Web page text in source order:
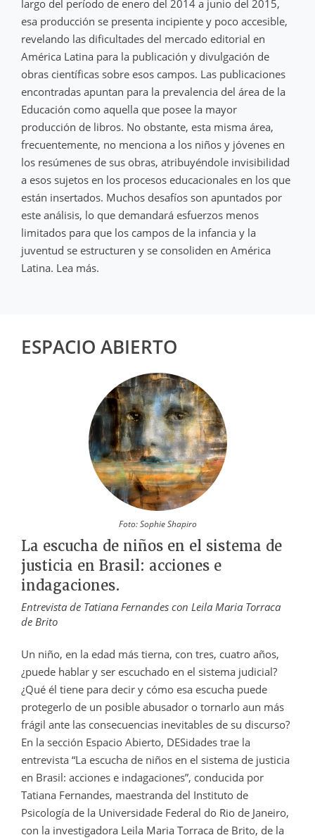
largo del período de enero del 2014 a junio del 2015,
esa producción se presenta incipiente y poco accesible,
revelando las dificultades del mercado editorial en
América Latina para la publicación y divulgación de
obras científicas sobre esos campos. Las publicaciones
encontradas apuntan para la prevalencia del área de la
Educación como aquella que posee la mayor
producción de libros. No obstante, esta misma área,
frecuentemente, no menciona a los niños y jóvenes en
los resúmenes de sus obras, atribuyéndole invisibilidad
a esos sujetos en los procesos educacionales en los que
están insertados. Muchos desafíos son apuntados por
este análisis, lo que demandará esfuerzos menos
limitados para que los campos de la infancia y la
juventud se estructuren y se consoliden en América
Latina. Lea más.
ESPACIO ABIERTO
Foto: Sophie Shapiro
La escucha de niños en el sistema de
justicia en Brasil: acciones e
indagaciones.
Entrevista de Tatiana Fernandes con Leila Maria Torraca
de Brito
Un niño, en la edad más tierna, con tres, cuatro años,
¿puede hablar y ser escuchado en el sistema judicial?
¿Qué él tiene para decir y cómo esa escucha puede
protegerlo de un posible abusador o tornarlo aun más
frágil ante las consecuencias inevitables de su discurso?
En la sección Espacio Abierto, DESidades trae la
entrevista “La escucha de niños en el sistema de justicia
en Brasil: acciones e indagaciones”, conducida por
Tatiana Fernandes, maestranda del Instituto de
Psicología de la Universidade Federal do Rio de Janeiro,
con la investigadora Leila Maria Torraca de Brito, de la